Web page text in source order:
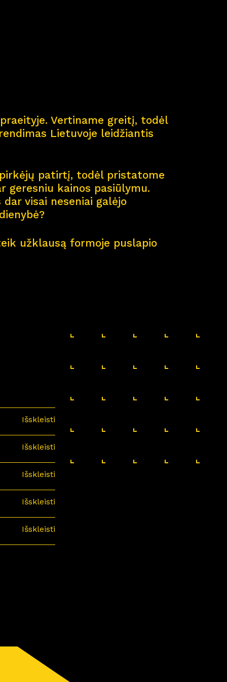
Vertiname greitį, todėl
Lietuvoje leidžiantis
patirtį, todėl pristatome
geresniu kainos pasiūlymu.
visai neseniai galėjo
užklausą formoje puslapio
Išskleisti
Išskleisti
Išskleisti
Išskleisti
Išskleisti